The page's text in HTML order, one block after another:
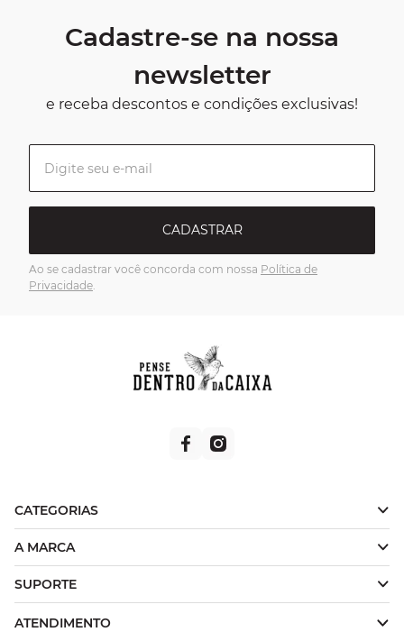
Cadastre-se na nossa
newsletter
e receba descontos e condições exclusivas!
CADASTRAR
Ao se cadastrar você concorda com nossa Política de
Privacidade.
CATEGORIAS
A MARCA
SUPORTE
ATENDIMENTO